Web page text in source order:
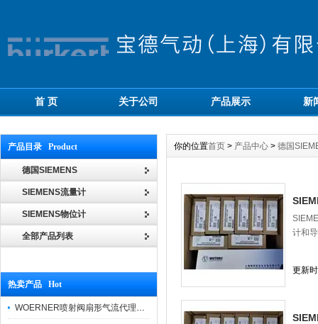
首 页 关于公司 产品展示 新
产品目录 Product
德国SIEMENS
SIEMENS流量计
SIEMENS物位计
全部产品列表
热卖产品 Hot
WOERNER喷射阀扇形气流代理品牌价格优势
你的位置首页 > 产品中心 > 德国
计和
更新